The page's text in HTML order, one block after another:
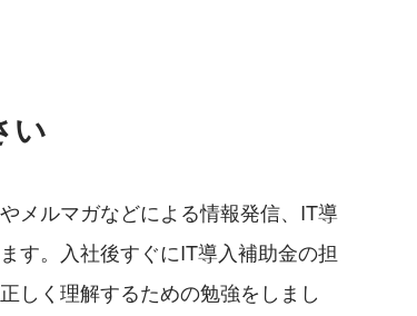
い
メルマガなどによる情報発信、IT導
す。入社後すぐにIT導入補助金の担
しく理解するための勉強をしまし